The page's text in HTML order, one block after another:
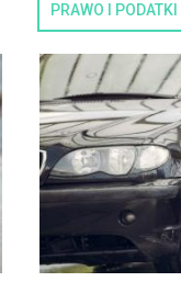
PRAWO I PODATKI